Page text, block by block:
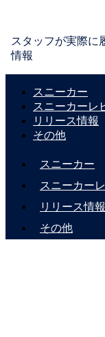
スタッフが実際に
情報
スニーカー
スニーカーレ
リリース情報
その他
スニーカー
スニーカー
リリース情報
その他